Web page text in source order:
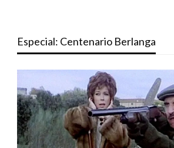
Especial: Centenario Berlanga